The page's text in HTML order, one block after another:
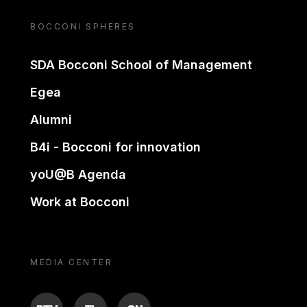
BOCCONI SPHERES
SDA Bocconi School of Management
Egea
Alumni
B4i - Bocconi for innovation
yoU@B Agenda
Work at Bocconi
MEDIA CENTER
BTV TL ON